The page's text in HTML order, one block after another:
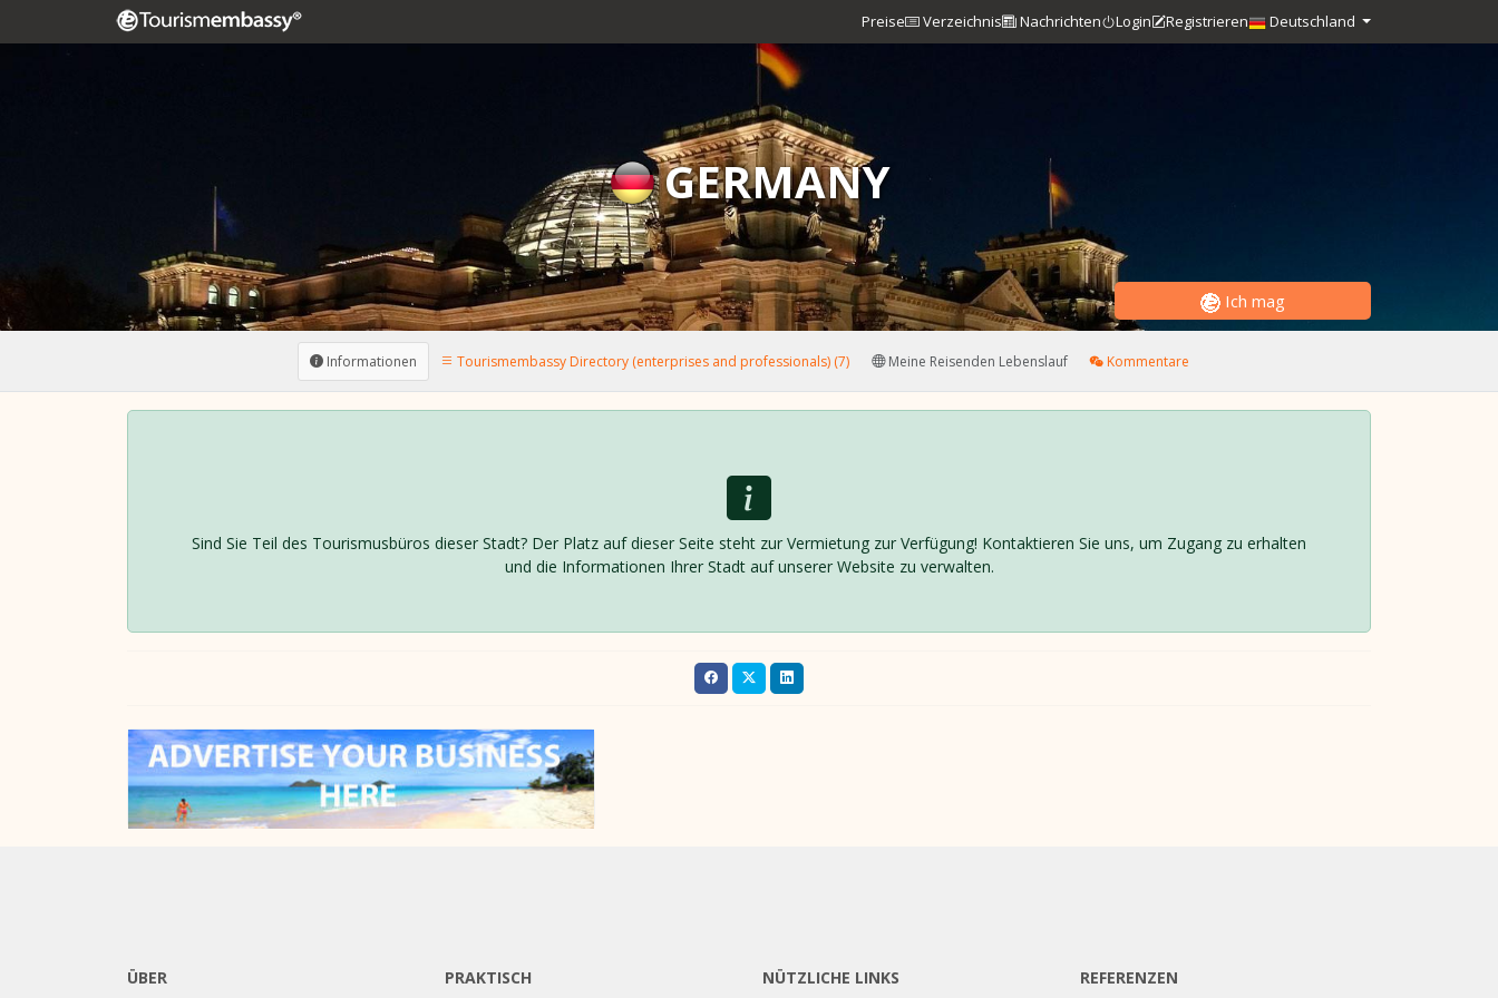
Preise Verzeichnis Nachrichten Login Registrieren Deutschland
GERMANY
Ich mag
Informationen Tourismembassy Directory (enterprises and professionals) (7) Meine Reisenden Lebenslauf Kommentare
Sind Sie Teil des Tourismusbüros dieser Stadt? Der Platz auf dieser Seite steht zur Vermietung zur Verfügung! Kontaktieren Sie uns, um Zugang zu erhalten
und die Informationen Ihrer Stadt auf unserer Website zu verwalten.
ÜBER PRAKTISCH NÜTZLICHE LINKS REFERENZEN